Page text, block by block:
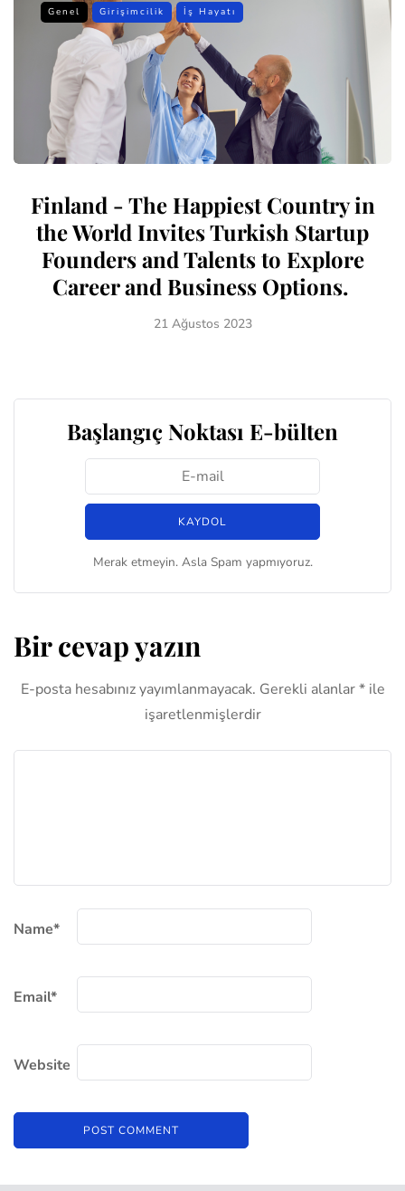
Genel Girişimcilik İş Hayatı
Finland - The Happiest Country in
the World Invites Turkish Startup
Founders and Talents to Explore
Career and Business Options.
21 Ağustos 2023
Başlangıç Noktası E-bülten
Merak etmeyin. Asla Spam yapmıyoruz.
Bir cevap yazın
E-posta hesabınız yayımlanmayacak. Gerekli alanlar*ile
işaretlenmişlerdir
Name*
Email*
Website